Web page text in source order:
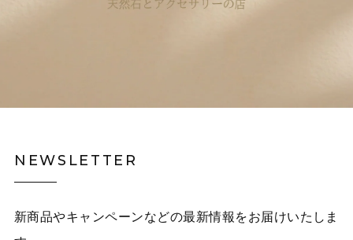
NEWSLETTER
新商品やキャンペーンなどの最新情報をお届けいたしま